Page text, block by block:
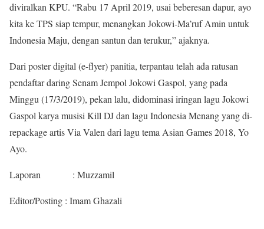
diviralkan KPU. “Rabu 17 April 2019, usai beberesan dapur, ayo
kita ke TPS siap tempur, menangkan Jokowi-Ma’ruf Amin untuk
Indonesia Maju, dengan santun dan terukur,” ajaknya.
Dari poster digital (e-flyer) panitia, terpantau telah ada ratusan
pendaftar daring Senam Jempol Jokowi Gaspol, yang pada
Minggu (17/3/2019), pekan lalu, didominasi iringan lagu Jokowi
Gaspol karya musisi Kill DJ dan lagu Indonesia Menang yang di-
repackage artis Via Valen dari lagu tema Asian Games 2018, Yo
Ayo.
Laporan : Muzzamil
Editor/Posting : Imam Ghazali